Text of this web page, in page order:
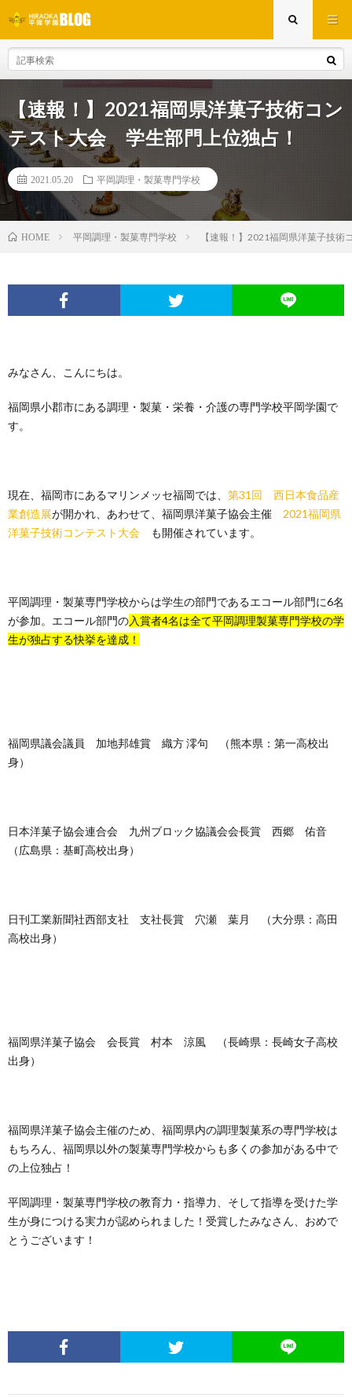
【速報！】2021福岡県洋菓子技術コン
テスト大会 学生部門上位独占！
2021.05.20 平岡調理・製菓専門学校
HOME 平岡調理・製菓専門学校 【速報！】2021福岡県洋菓子技
みなさん、こんにちは。
福岡県小郡市にある調理・製菓・栄養・介護の専門学校平岡学園で
す。
現在、福岡市にあるマリンメッセ福岡では、 第31回 西日本食品産
業創造展が開かれ、あわせて、福岡県洋菓子協会主催 2021福岡県
洋菓子技術コンテスト大会 も開催されています。
平岡調理・製菓専門学校からは学生の部門であるエコール部門に6名
が参加。エコール部門の入賞者4名は全て平岡調理製菓専門学校の学
生が独占する快挙を達成！
福岡県議会議員 加地邦雄賞 織方 澪句 （熊本県：第一高校出
身）
日本洋菓子協会連合会 九州ブロック協議会会長賞 西郷 佑音
（広島県：基町高校出身）
日刊工業新聞社西部支社 支社長賞 穴瀬 葉月 （大分県：高田
高校出身）
福岡県洋菓子協会 会長賞 村本 涼風 （長崎県：長崎女子高校
出身）
福岡県洋菓子協会主催のため、福岡県内の調理製菓系の専門学校は
もちろん、福岡県以外の製菓専門学校からも多くの参加がある中で
の上位独占！
平岡調理・製菓専門学校の教育力・指導力、そして指導を受けた学
生が身につける実力が認められました！受賞したみなさん、おめで
とうございます！